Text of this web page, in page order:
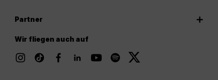
Partner
Wir fliegen auch auf